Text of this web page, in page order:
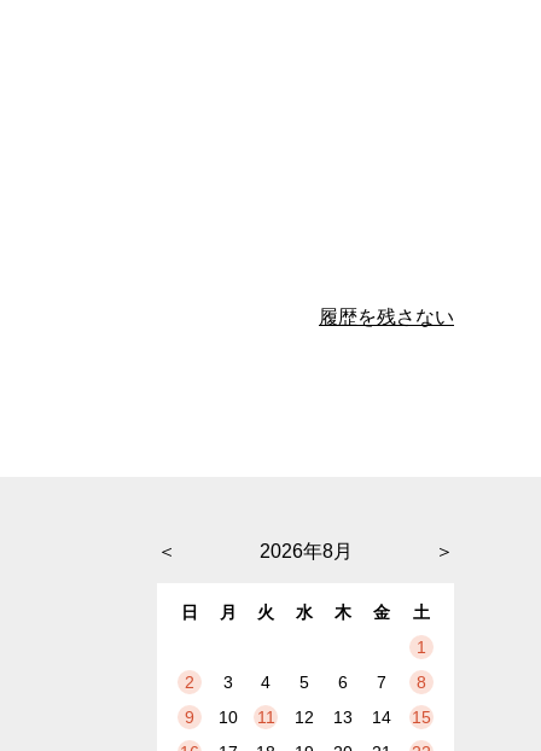
履歴を残さない
＜ ＞
2026年8月
日 月 火 水 木 金
土
1
2
3 4 5 6 7
8
9
10 11 12 13 14
15